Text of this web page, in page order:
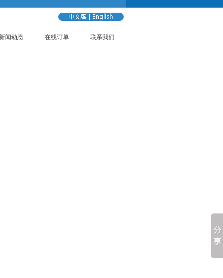
闻动态 在线订单 联系我们